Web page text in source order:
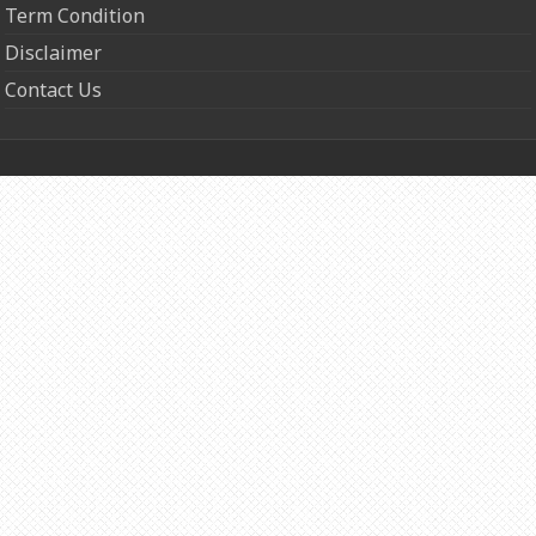
Term Condition
Disclaimer
Contact Us